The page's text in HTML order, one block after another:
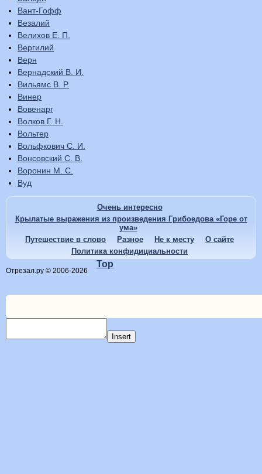
Вант-Гофф
Везалий
Велихов Е. П.
Вергилий
Верн
Вернадский В. И.
Вильямс В. Р.
Винер
Вовенарг
Волков Г. Н.
Вольтер
Вольфкович С. И.
Вонсовский С. В.
Воронин М. С.
Вуд
Очень интересно
Крылатые выражения из произведения Грибоедова «Горе от
ума»
Путешествие в слово
Разное Не к месту
О сайте
Политика конфидициальности
Отрезал.ру © 2006-2026
Top
Insert